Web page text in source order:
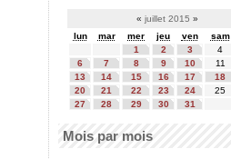
« juillet 2015 »
lun
mar mer jeu ven sam
1
2 3 4
6
7 8 9 10 11
13
14 15 16 17 18
20
21 22 23 24 25
27
28 29 30 31
Mois par mois